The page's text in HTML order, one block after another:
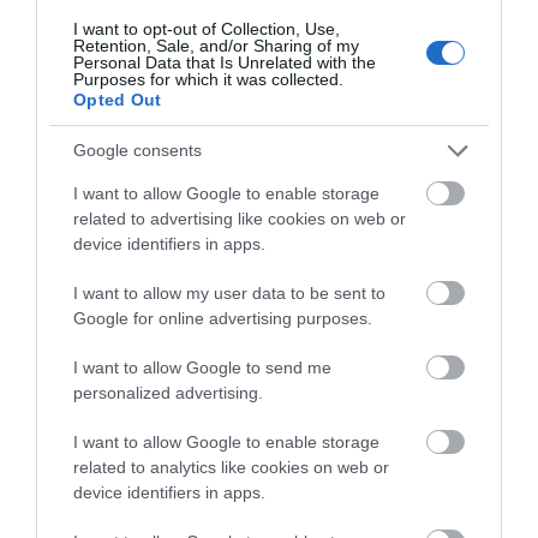
I want to opt-out of Collection, Use,
Retention, Sale, and/or Sharing of my
Personal Data that Is Unrelated with the
Purposes for which it was collected.
Opted Out
Google consents
I want to allow Google to enable storage
related to advertising like cookies on web or
device identifiers in apps.
I want to allow my user data to be sent to
Google for online advertising purposes.
I want to allow Google to send me
personalized advertising.
I want to allow Google to enable storage
related to analytics like cookies on web or
device identifiers in apps.
– «Κινδυνεύουμε να χάσουμε το
πλοίο!»
09.08.2026 | 16:20
Παραλία «διαμάντι»: Θυμίζει
Κουφονήσια και απέχει μόλις 1,5
09.08.2026 | 16:00
Νέα τραγωδία σε παραλία της
09.08.2026 | 15:40
Market Pass: Νέος κύκλος από το
φθινόπωρο του 2026 – Πότε
09.08.2026 | 15:20
ευρώ – Ποιοι δρόμοι αλλάζουν
Όλες οι τελευταίες ειδήσεις
ΠΕΡΙΣΣΟΤΕΡΑ ΑΠΟ ΑΘΛΗΤΙΚΑ
επιστρέφει στην
Ιστιαία!
μπάλα των ιστορικών
γκολ του Μαραντόνα